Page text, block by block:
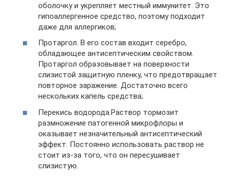
оболочку и укрепляет местный иммунитет. Это
гипоаллергенное средство, поэтому подходит
даже для аллергиков;
Протаргол. В его состав входит серебро,
обладающее антисептическим свойством.
Протаргол образовывает на поверхности
слизистой защитную пленку, что предотвращает
повторное заражение. Достаточно всего
нескольких капель средства;
Перекись водорода.Раствор тормозит
размножение патогенной микрофлоры и
оказывает незначительный антисептический
эффект. Постоянно использовать раствор не
стоит из-за того, что он пересушивает
слизистую.